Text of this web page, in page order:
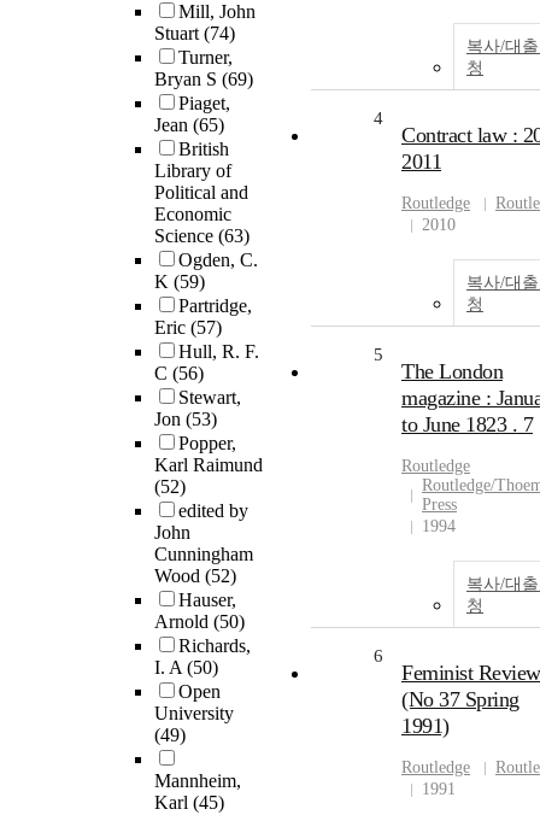
Mill, John
Stuart(74)
Turner,
Bryan S (69)
Piaget,
Jean (65)
British
Library of
Political and
Economic
Science (63)
Ogden, C.
K (59)
Partridge,
Eric (57)
Hull, R. F.
C (56)
Stewart,
Jon (53)
Popper,
Karl Raimund
(52)
edited by
John
Cunningham
Wood (52)
Hauser,
Arnold (50)
Richards,
I. A(50)
Open
University
(49)
Mannheim,
Karl (45)
복사/대
청
4
Contract law :
2011
Routledge
2010
복사/대
청
5
The London
magazine :
to June 1823 . 7
Routledge
Routledge/
Press
1994
복사/대
청
6
Feminist Review
(No 37 Spring
1991)
Routledge
1991